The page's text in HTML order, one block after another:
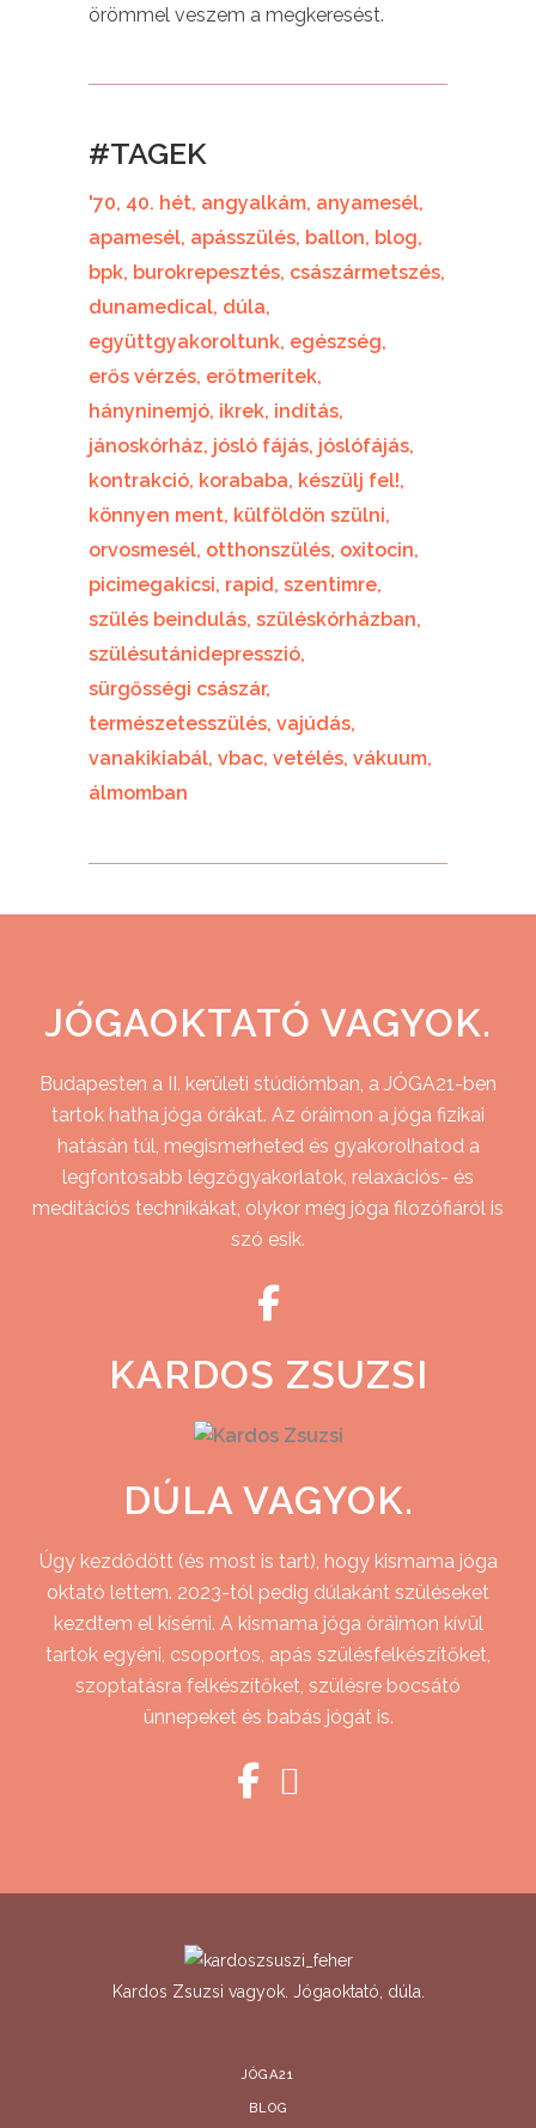
örömmel veszem a megkeresést.
#TAGEK
'70 40. hét angyalkám anyamesél
apamesél apásszülés ballon blog
bpk burokrepesztés császármetszés
dunamedical dúla
együttgyakoroltunk egészség
erős vérzés erőtmerítek
hányninemjó ikrek indítás
jánoskórház jósló fájás jóslófájás
kontrakció korababa készülj fel!
könnyen ment külföldön szülni
orvosmesél otthonszülés oxitocin
picimegakicsi rapid szentimre
szülés beindulás szüléskórházban
szülésutánidepresszió
sürgősségi császár
természetesszülés vajúdás
vanakikiabál vbac vetélés vákuum
álmomban
JÓGAOKTATÓ VAGYOK.
Budapesten a II. kerületi stúdiómban, a JÓGA21-ben
tartok hatha jóga órákat. Az óráimon a jóga fizikai
hatásán túl, megismerheted és gyakorolhatod a
legfontosabb légzőgyakorlatok, relaxációs- és
meditációs technikákat, olykor még jóga filozófiáról is
szó esik.
KARDOS ZSUZSI
DÚLA VAGYOK.
Úgy kezdődött (és most is tart), hogy kismama jóga
oktató lettem. 2023-tól pedig dúlakánt szüléseket
kezdtem el kísérni. A kismama jóga óráimon kívül
tartok egyéni, csoportos, apás szülésfelkészítőket,
szoptatásra felkészítőket, szülésre bocsátó
ünnepeket és babás jógát is.
Kardos Zsuzsi vagyok. Jógaoktató, dúla.
JÓGA21
BLOG